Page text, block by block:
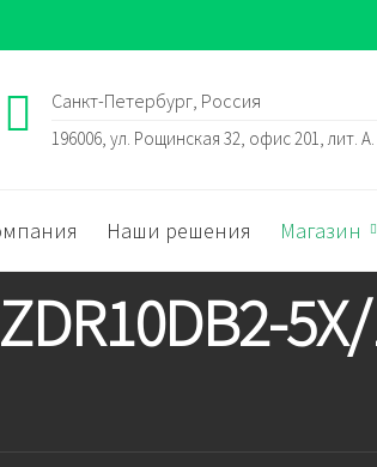
Санкт-Петербург, Россия
196006, ул. Рощинская 32, офис 201, лит. А.
Наши решения Магазин